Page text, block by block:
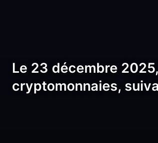
Le 23 décembre
cryptomonnaies,